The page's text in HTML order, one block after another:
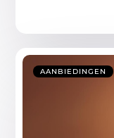
AANBIEDINGEN